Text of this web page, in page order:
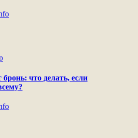
что делать, если